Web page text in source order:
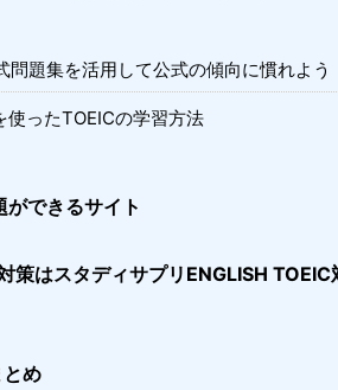
問題集を活用して公式の傾向に慣れよう
使ったTOEICの学習方法
できるサイト
策はスタディサプリENGLISH TOEIC
め